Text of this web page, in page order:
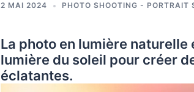
2 MAI 2024 PHOTO SHOOTING - PORTRAIT
La photo en lumière naturelle
lumière du soleil pour créer
éclatantes.